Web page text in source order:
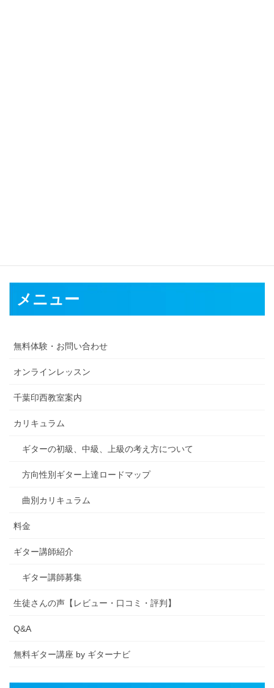
メニュー
無料体験・お問い合わせ
オンラインレッスン
千葉印西教室案内
カリキュラム
ギターの初級、中級、上級の考え方について
方向性別ギター上達ロードマップ
曲別カリキュラム
料金
ギター講師紹介
ギター講師募集
生徒さんの声【レビュー・口コミ・評判】
Q&A
無料ギター講座 by ギターナビ